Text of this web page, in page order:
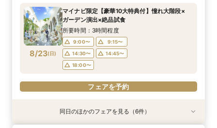
8/22(土)
9:00〜
9:15〜
14:30〜
18:00〜
フェアを予約
8/22(土)
9:15〜
14:30〜
18:00〜
フェアを予約
8/22(土)
9:15〜
14:30〜
14:45〜
18:00〜
フェアを予約
8/22(土)
13:00〜 13:30〜
フェアを予約
8/22(土)
9:00〜
9:15〜
14:30〜
フェアを予約
8/22(土)
9:15〜
14:30〜
18:00〜
フェアを予約
8/23(日)
マイナビ限定【豪華10大特典付】憧れ大階段×
ガーデン演出×絶品試食
所要時間：3時間程度
9:00〜
9:15〜
14:30〜
14:45〜
18:00〜
フェアを予約
衣装試着 特典あり 動画あり
衣装試着 特典あり
衣装試着 特典あり
衣装試着 特典あり
衣装試着 特典あり
同日のほかのフェアを見る（6件）